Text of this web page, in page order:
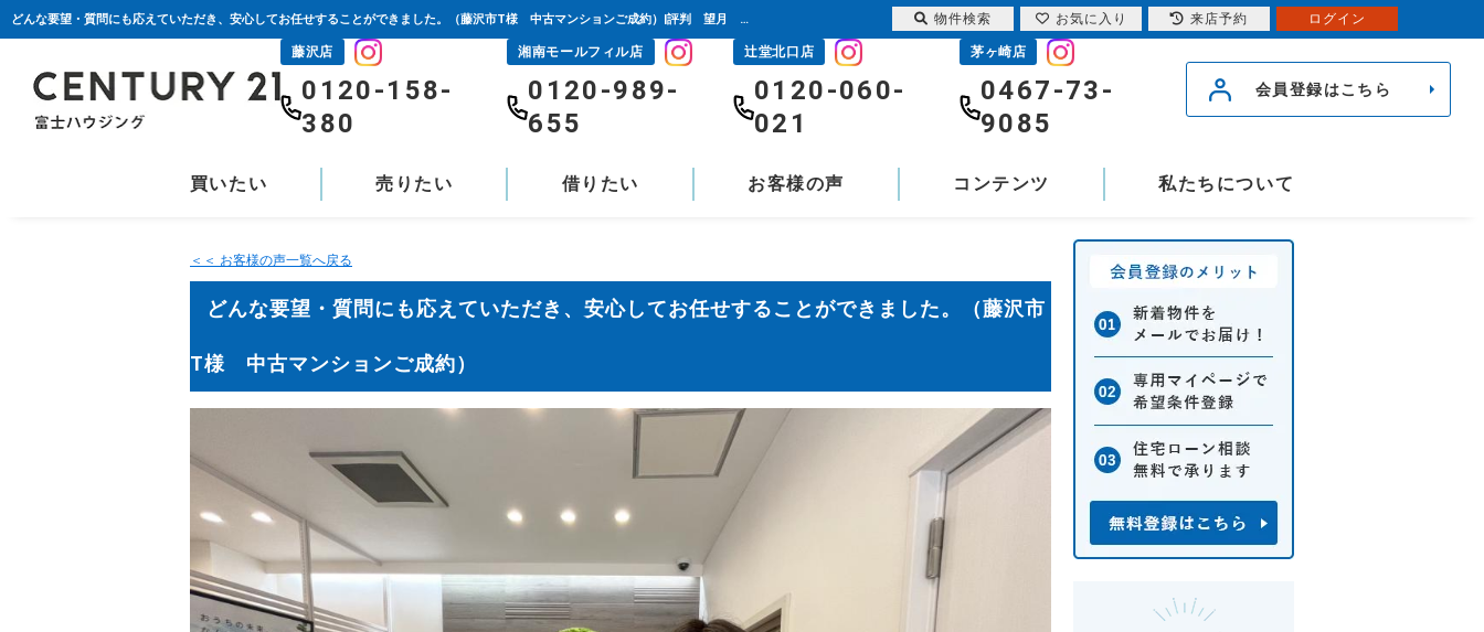
どんな要望・質問にも応えていただき、安心してお任せすることができました。（藤沢市T様 中古マンションご成約）|評判 望月 直樹 | 藤沢の不動産のことならセンチュリー21富士ハウジング
藤沢店
0120-158-
380
湘南モールフィル店
0120-989-
655
辻堂北口店
0120-060-
021
茅ヶ崎店
0467-73-
9085
会員登録はこちら
買いたい 売りたい 借りたい お客様の声 コンテンツ 私たちについて
＜＜ お客様の声一覧へ戻る
どんな要望・質問にも応えていただき、安心してお任せすることができました。（藤沢市
T様 中古マンションご成約）
物件検索 お気に入り 来店予約 ログイン